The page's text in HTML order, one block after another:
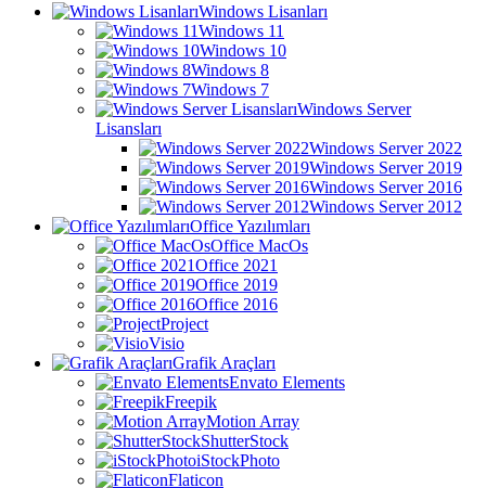
Windows Lisanları
Windows 11
Windows 10
Windows 8
Windows 7
Windows Server
Lisansları
Windows Server 2022
Windows Server 2019
Windows Server 2016
Windows Server 2012
Office Yazılımları
Office MacOs
Office 2021
Office 2019
Office 2016
Project
Visio
Grafik Araçları
Envato Elements
Freepik
Motion Array
ShutterStock
iStockPhoto
Flaticon